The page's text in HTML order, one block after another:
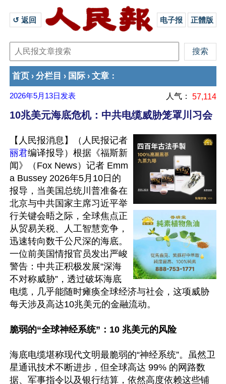
↺ 返回 电子报 正體版
首页 › 分栏目 › 国际 › 文章 ：
2026年5月13日 发表 人气： 57,114
10兆美元海底危机：中共电缆威胁笼罩川习会
【人民报消息】（人民报记者
丽君编译报导）根据《福斯新
闻》（Fox News）记者 Emm
a Bussey 2026年5月10日的
报导，当美国总统川普准备在
北京与中共国家主席习近平举
行关键会晤之际，全球焦点正
从贸易关税、人工智慧竞争，
迅速转向数千公尺深的海底。
一位前美国情报官员发出严峻
警告：中共正积极发展“深海
不对称威胁”，透过破坏海底
电缆，几乎能随时瘫痪全球经济与社会，这项威胁
每天涉及高达10兆美元的金融流动。
脆弱的“全球神经系统”：10 兆美元的风险
海底电缆堪称现代文明最脆弱的“神经系统”。虽然卫
星通讯技术不断进步，但全球高达 99% 的网路数
据、军事指令以及银行结算，依然高度依赖这些铺